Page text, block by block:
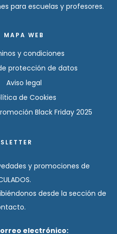
para escuelas y profesores.
MAPA WEB
y condiciones
protección de datos
Aviso legal
de Cookies
Black Friday 2025
y promociones de
desde la sección de
electrónico: